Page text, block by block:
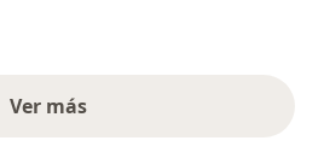
Ver másopiniones anteriores